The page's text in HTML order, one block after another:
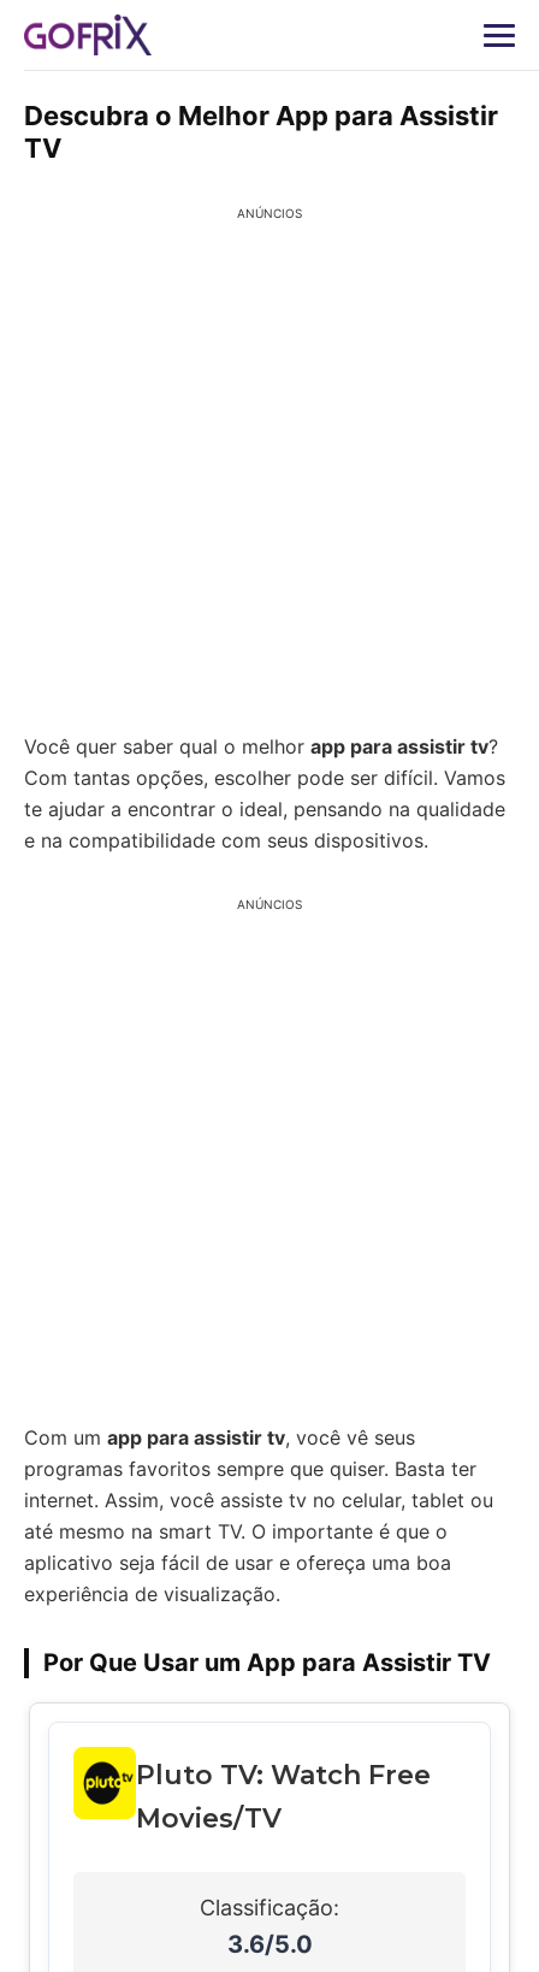
Descubra o Melhor App para Assistir
TV
ANÚNCIOS
Você quer saber qual o melhor app para assistir tv?
Com tantas opções, escolher pode ser difícil. Vamos
te ajudar a encontrar o ideal, pensando na qualidade
e na compatibilidade com seus dispositivos.
ANÚNCIOS
Com um app para assistir tv, você vê seus
programas favoritos sempre que quiser. Basta ter
internet. Assim, você assiste tv no celular, tablet ou
até mesmo na smart TV. O importante é que o
aplicativo seja fácil de usar e ofereça uma boa
experiência de visualização.
Por Que Usar um App para Assistir TV
Pluto TV: Watch Free
Movies/TV
Classificação:
3.6/5.0